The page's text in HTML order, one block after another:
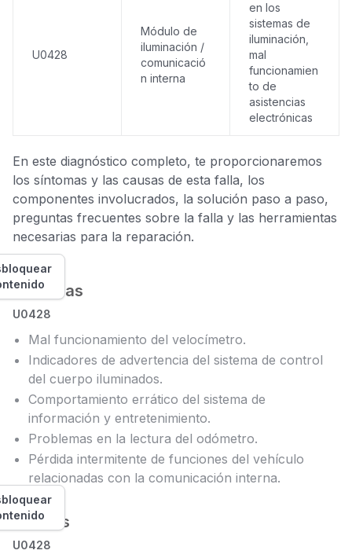
U0428
Módulo de
iluminación /
comunicació
n interna
en los
sistemas de
iluminación,
mal
funcionamien
to de
asistencias
electrónicas
En este diagnóstico completo, te proporcionaremos
los síntomas y las causas de esta falla, los
componentes involucrados, la solución paso a paso,
preguntas frecuentes sobre la falla y las herramientas
necesarias para la reparación.
Síntomas
U0428
Mal funcionamiento del velocímetro.
Indicadores de advertencia del sistema de control
del cuerpo iluminados.
Comportamiento errático del sistema de
información y entretenimiento.
Problemas en la lectura del odómetro.
Pérdida intermitente de funciones del vehículo
relacionadas con la comunicación interna.
Causas
U0428